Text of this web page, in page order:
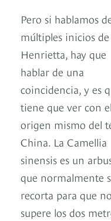
Pero si hablamos
múltiples inicios de
Henrietta, hay que
hablar de una
coincidencia, y es
tiene que ver con el
origen mismo del
China. La Camellia
sinensis es un
que normalmente
recorta para que no
supere los dos